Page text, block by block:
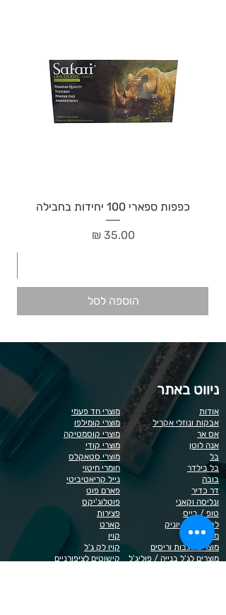
כפפות ספארי 100 יחידות בחבילה
מחיר‏35.00 ‏₪
הוספה לסל
ניווט באתר
מוצרי חד פעמי
מוצרי קומילפו
מוצרי קוסמטיקה
מוצרי קודי
מוצרי סטאקלס
חומרי חיטוי
נייל קריאטיביטי
פארם פוט
פוטלוג'יקס
פצירות
קארט
קויו
קויו לק ג'ל
קישוטים לציפורניים
אודות
אבקות ונוזלי אקריל
אס אר
אנה לוטן
בל
בל בילדר
בובה
דר כדיר
ונליסה וקאני
טופ / בייס
לק רגיל לה יוניק
מבצעים
מוצרים לגבות וריסים
מוצרים לג'ל בנייה / פוליג'ל